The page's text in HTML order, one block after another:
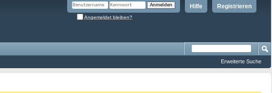
Registrieren
Hilfe
Angemeldet bleiben?
Erweiterte Suche